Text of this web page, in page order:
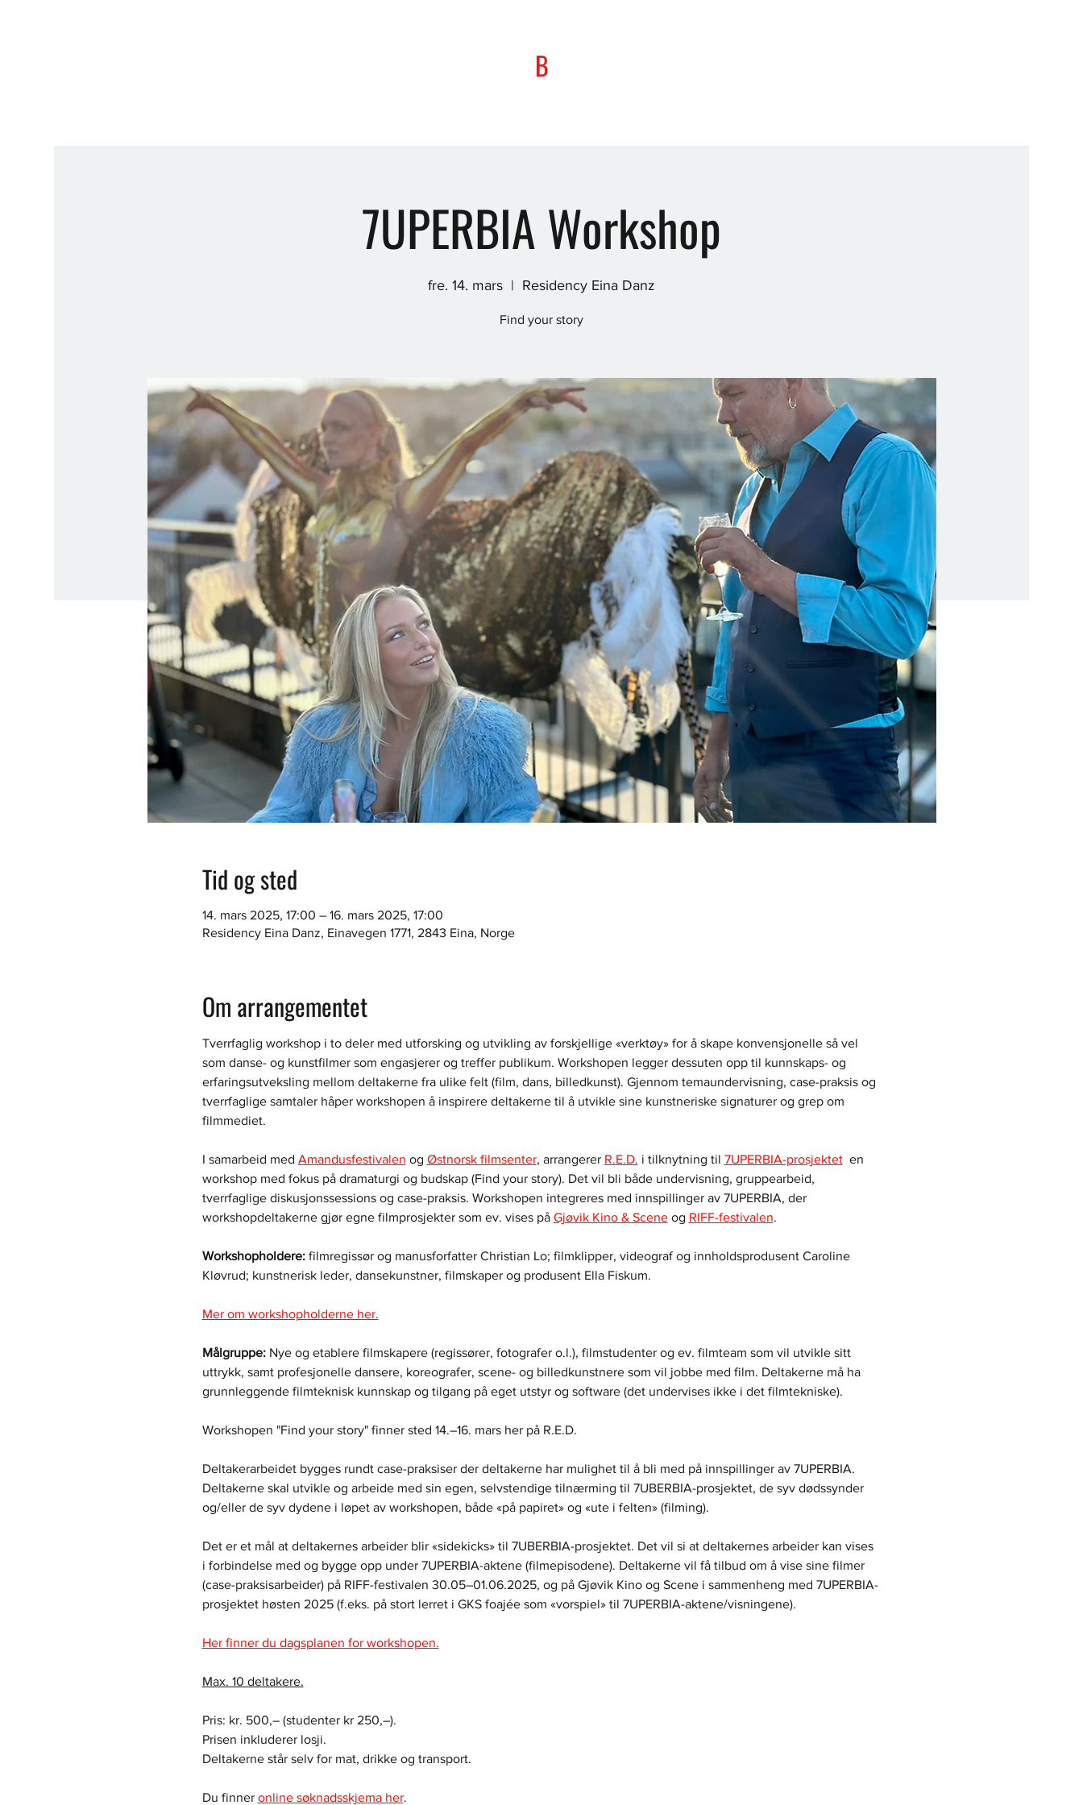
B
7UPERBIA Workshop
fre. 14. mars
  |
Residency Eina Danz
Find your story
Tid og sted
14. mars 2025, 17:00 – 16. mars 2025, 17:00
Residency Eina Danz, Einavegen 1771, 2843 Eina, Norge
Om arrangementet
Tverrfaglig workshop i to deler med utforsking og utvikling av forskjellige «verktøy» for å skape konvensjonelle så vel
som danse- og kunstfilmer som engasjerer og treffer publikum. Workshopen legger dessuten opp til kunnskaps- og
erfaringsutveksling mellom deltakerne fra ulike felt (film, dans, billedkunst). Gjennom temaundervisning, case-praksis og
tverrfaglige samtaler håper workshopen å inspirere deltakerne til å utvikle sine kunstneriske signaturer og grep om
filmmediet.
I samarbeid med Amandusfestivalen og Østnorsk filmsenter, arrangerer R.E.D. i tilknytning til 7UPERBIA-prosjektet en
workshop med fokus på dramaturgi og budskap (Find your story). Det vil bli både undervisning, gruppearbeid,
tverrfaglige diskusjonssessions og case-praksis. Workshopen integreres med innspillinger av 7UPERBIA, der
workshopdeltakerne gjør egne filmprosjekter som ev. vises på Gjøvik Kino & Scene og RIFF-festivalen.
Workshopholdere: filmregissør og manusforfatter Christian Lo; filmklipper, videograf og innholdsprodusent Caroline
Kløvrud; kunstnerisk leder, dansekunstner, filmskaper og produsent Ella Fiskum.
Mer om workshopholderne her.
Målgruppe: Nye og etablere filmskapere (regissører, fotografer o.l.), filmstudenter og ev. filmteam som vil utvikle sitt
uttrykk, samt profesjonelle dansere, koreografer, scene- og billedkunstnere som vil jobbe med film. Deltakerne må ha
grunnleggende filmteknisk kunnskap og tilgang på eget utstyr og software (det undervises ikke i det filmtekniske).
Workshopen "Find your story" finner sted 14.–16. mars her på R.E.D.
Deltakerarbeidet bygges rundt case-praksiser der deltakerne har mulighet til å bli med på innspillinger av 7UPERBIA.
Deltakerne skal utvikle og arbeide med sin egen, selvstendige tilnærming til 7UBERBIA-prosjektet, de syv dødssynder
og/eller de syv dydene i løpet av workshopen, både «på papiret» og «ute i felten» (filming).
Det er et mål at deltakernes arbeider blir «sidekicks» til 7UBERBIA-prosjektet. Det vil si at deltakernes arbeider kan vises
i forbindelse med og bygge opp under 7UPERBIA-aktene (filmepisodene). Deltakerne vil få tilbud om å vise sine filmer
(case-praksisarbeider) på RIFF-festivalen 30.05–01.06.2025, og på Gjøvik Kino og Scene i sammenheng med 7UPERBIA-
prosjektet høsten 2025 (f.eks. på stort lerret i GKS foajée som «vorspiel» til 7UPERBIA-aktene/visningene).
Her finner du dagsplanen for workshopen.
Max. 10 deltakere.
Pris: kr. 500,– (studenter kr 250,–).
Prisen inkluderer losji.
Deltakerne står selv for mat, drikke og transport.
Du finner online søknadsskjema her.